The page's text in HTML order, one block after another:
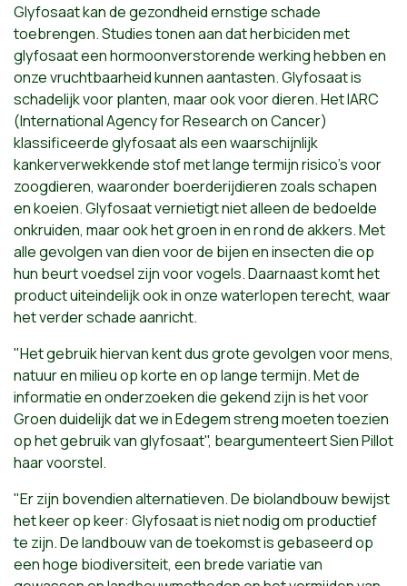
Glyfosaat kan de gezondheid ernstige schade
toebrengen. Studies tonen aan dat herbiciden met
glyfosaat een hormoonverstorende werking hebben en
onze vruchtbaarheid kunnen aantasten. Glyfosaat is
schadelijk voor planten, maar ook voor dieren. Het IARC
(International Agency for Research on Cancer)
klassificeerde glyfosaat als een waarschijnlijk
kankerverwekkende stof met lange termijn risico’s voor
zoogdieren, waaronder boerderijdieren zoals schapen
en koeien. Glyfosaat vernietigt niet alleen de bedoelde
onkruiden, maar ook het groen in en rond de akkers. Met
alle gevolgen van dien voor de bijen en insecten die op
hun beurt voedsel zijn voor vogels. Daarnaast komt het
product uiteindelijk ook in onze waterlopen terecht, waar
het verder schade aanricht.
"Het gebruik hiervan kent dus grote gevolgen voor mens,
natuur en milieu op korte en op lange termijn. Met de
informatie en onderzoeken die gekend zijn is het voor
Groen duidelijk dat we in Edegem streng moeten toezien
op het gebruik van glyfosaat", beargumenteert Sien Pillot
haar voorstel.
"Er zijn bovendien alternatieven. De biolandbouw bewijst
het keer op keer: Glyfosaat is niet nodig om productief
te zijn. De landbouw van de toekomst is gebaseerd op
een hoge biodiversiteit, een brede variatie van